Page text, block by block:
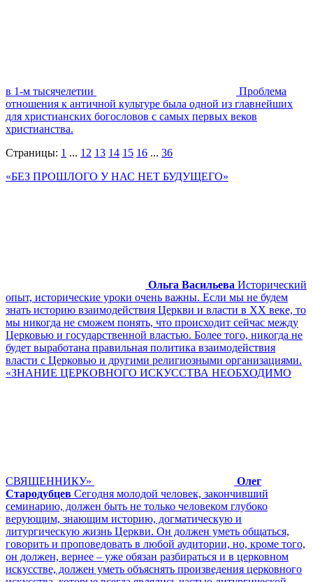
в 1-м тысячелетии
Проблема
отношения к античной культуре была одной из главнейших
для христианских богословов с самых первых веков
христианства.
Страницы: 1 ... 12 13 14 15 16 ... 36
«БЕЗ ПРОШЛОГО У НАС НЕТ БУДУЩЕГО»
Ольга Васильева Исторический
опыт, исторические уроки очень важны. Если мы не будем
знать историю взаимодействия Церкви и власти в ХХ веке, то
мы никогда не сможем понять, что происходит сейчас между
Церковью и государственной властью. Более того, никогда не
будет выработана правильная политика взаимодействия
власти с Церковью и другими религиозными организациями.
«ЗНАНИЕ ЦЕРКОВНОГО ИСКУССТВА НЕОБХОДИМО
СВЯЩЕННИКУ»
Олег
Стародубцев Сегодня молодой человек, закончивший
семинарию, должен быть не только человеком глубоко
верующим, знающим историю, догматическую и
литургическую жизнь Церкви. Он должен уметь общаться,
говорить и проповедовать в любой аудитории, но, кроме того,
он должен, вернее – уже обязан разбираться и в церковном
искусстве, должен уметь объяснять произведения церковного